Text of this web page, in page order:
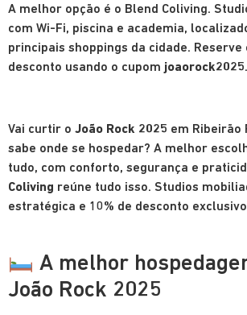
A melhor opção é o Blend Coliving.
com Wi-Fi, piscina e academia,
principais shoppings da cidade. Reserve
desconto usando o cupom joaorock2025.
Vai curtir o João Rock 2025 em Ribeirão
sabe onde se hospedar? A melhor
tudo, com conforto, segurança e
Coliving reúne tudo isso. Studios
estratégica e 10% de desconto
A melhor
João Rock 2025